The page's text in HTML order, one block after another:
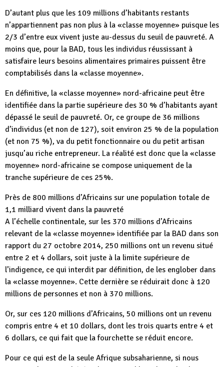
D’autant plus que les 109 millions d’habitants restants
n’appartiennent pas non plus à la «classe moyenne» puisque les
2/3 d’entre eux vivent juste au-dessus du seuil de pauvreté. A
moins que, pour la BAD, tous les individus réussissant à
satisfaire leurs besoins alimentaires primaires puissent être
comptabilisés dans la «classe moyenne».
En définitive, la «classe moyenne» nord-africaine peut être
identifiée dans la partie supérieure des 30 % d’habitants ayant
dépassé le seuil de pauvreté. Or, ce groupe de 36 millions
d’individus (et non de 127), soit environ 25 % de la population
(et non 75 %), va du petit fonctionnaire ou du petit artisan
jusqu’au riche entrepreneur. La réalité est donc que la «classe
moyenne» nord-africaine se compose uniquement de la
tranche supérieure de ces 25%.
Près de 800 millions d’Africains sur une population totale de
1,1 milliard vivent dans la pauvreté
A l’échelle continentale, sur les 370 millions d’Africains
relevant de la «classe moyenne» identifiée par la BAD dans son
rapport du 27 octobre 2014, 250 millions ont un revenu situé
entre 2 et 4 dollars, soit juste à la limite supérieure de
l’indigence, ce qui interdit par définition, de les englober dans
la «classe moyenne». Cette dernière se réduirait donc à 120
millions de personnes et non à 370 millions.
Or, sur ces 120 millions d’Africains, 50 millions ont un revenu
compris entre 4 et 10 dollars, dont les trois quarts entre 4 et
6 dollars, ce qui fait que la fourchette se réduit encore.
Pour ce qui est de la seule Afrique subsaharienne, si nous